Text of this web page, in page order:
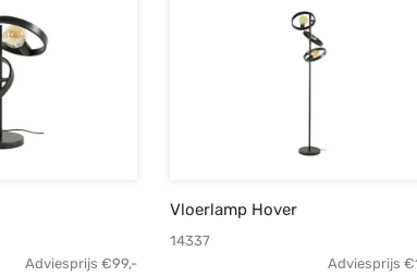
Adviesprijs €99,-
Vloerlamp Hover
14337
Adviesprijs €